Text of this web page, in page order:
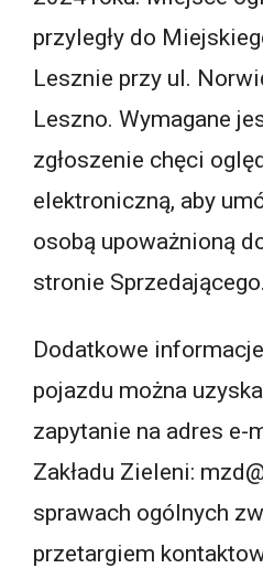
przyległy do
Lesznie przy ul.
Leszno. Wymagane
zgłoszenie chęci
elektroniczną, aby
osobą upoważnioną
stronie Sprzedającego.
Dodatkowe
pojazdu można
zapytanie na adres e-
Zakładu Zieleni:
sprawach ogólnych
przetargiem